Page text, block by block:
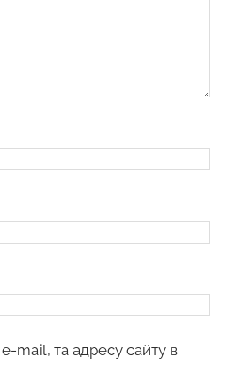
e-mail, та адресу сайту в